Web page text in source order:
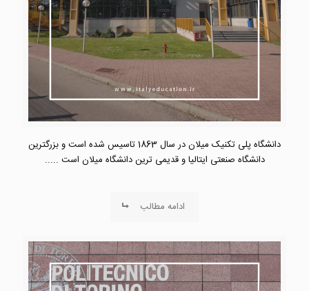
دانشگاه پلی تکنیک میلان در سال 1863 تاسیس شده است و بزرگترین
دانشگاه صنعتی ایتالیا و قدیمی ترین دانشگاه میلان است .....
ادامه مطالب